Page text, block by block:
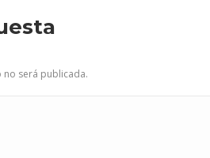
será publicada.